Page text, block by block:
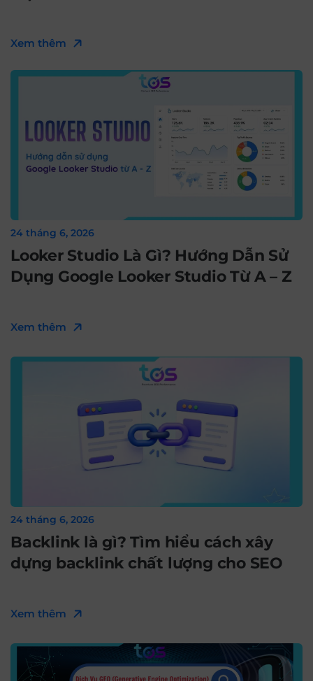
Xem thêm
24 tháng 6, 2026
Looker Studio Là Gì? Hướng Dẫn Sử
Dụng Google Looker Studio Từ A – Z
Xem thêm
24 tháng 6, 2026
Backlink là gì? Tìm hiểu cách xây
dựng backlink chất lượng cho SEO
Xem thêm